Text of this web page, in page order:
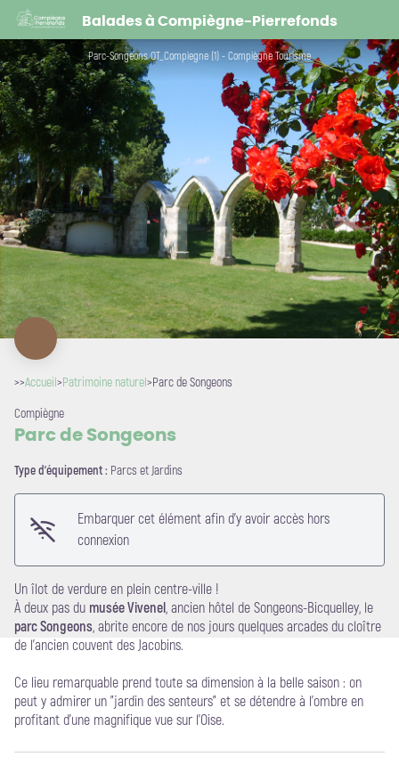
Balades à Compiègne-Pierrefonds
Parc-Songeons OT_Compiegne (1) - Compiègne Tourisme
Voir l'image en plein écran
>>Accueil>Patrimoine naturel>Parc de Songeons
Compiègne
Parc de Songeons
Type d'équipement : Parcs et Jardins
Embarquer cet élément afin d'y avoir accès hors
connexion
Un îlot de verdure en plein centre-ville !
À deux pas du musée Vivenel, ancien hôtel de Songeons-Bicquelley, le
parc Songeons, abrite encore de nos jours quelques arcades du cloître
de l’ancien couvent des Jacobins.
Ce lieu remarquable prend toute sa dimension à la belle saison : on
peut y admirer un "jardin des senteurs" et se détendre à l’ombre en
profitant d’une magnifique vue sur l’Oise.